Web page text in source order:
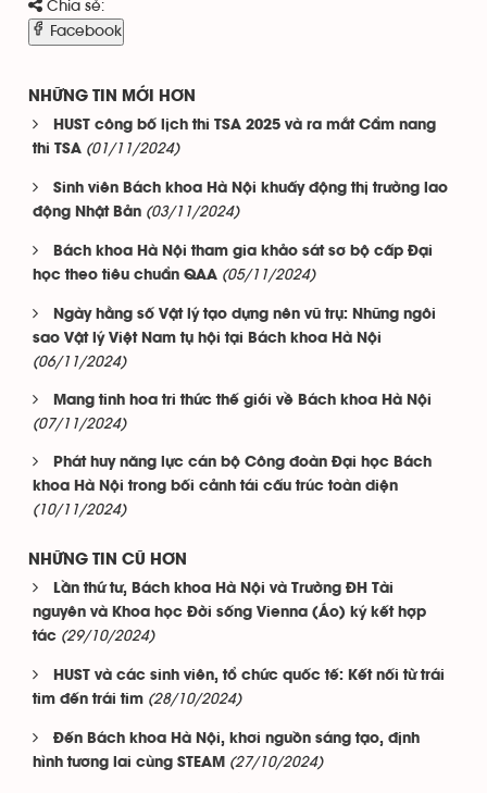
Chia sẻ:
Facebook
NHỮNG TIN MỚI HƠN
HUST công bố lịch thi TSA 2025 và ra mắt Cẩm nang
thi TSA (01/11/2024)
Sinh viên Bách khoa Hà Nội khuấy động thị trường lao
động Nhật Bản (03/11/2024)
Bách khoa Hà Nội tham gia khảo sát sơ bộ cấp Đại
học theo tiêu chuẩn QAA (05/11/2024)
Ngày hằng số Vật lý tạo dựng nên vũ trụ: Những ngôi
sao Vật lý Việt Nam tụ hội tại Bách khoa Hà Nội
(06/11/2024)
Mang tinh hoa tri thức thế giới về Bách khoa Hà Nội
(07/11/2024)
Phát huy năng lực cán bộ Công đoàn Đại học Bách
khoa Hà Nội trong bối cảnh tái cấu trúc toàn diện
(10/11/2024)
NHỮNG TIN CŨ HƠN
Lần thứ tư, Bách khoa Hà Nội và Trường ĐH Tài
nguyên và Khoa học Đời sống Vienna (Áo) ký kết hợp
tác (29/10/2024)
HUST và các sinh viên, tổ chức quốc tế: Kết nối từ trái
tim đến trái tim (28/10/2024)
Đến Bách khoa Hà Nội, khơi nguồn sáng tạo, định
hình tương lai cùng STEAM (27/10/2024)